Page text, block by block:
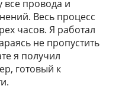
все провода и
Весь процесс
часов. Я работал
не пропустить
я получил
готовый к